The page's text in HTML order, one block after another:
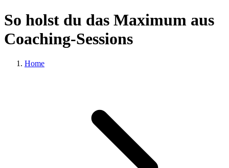
So holst du das Maximum aus
Coaching-Sessions
Home